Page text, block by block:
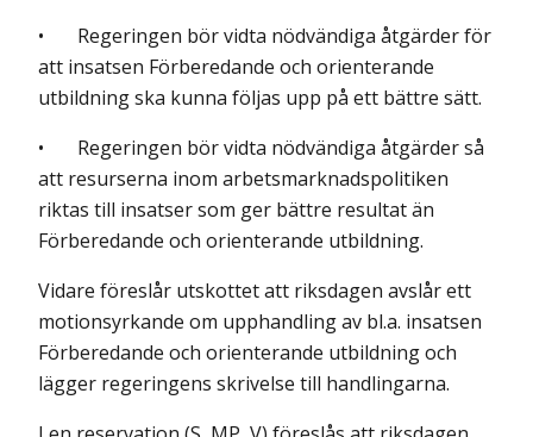
• Regeringen bör vidta nödvändiga åtgärder för
att insatsen Förberedande och orienterande
utbildning ska kunna följas upp på ett bättre sätt.
• Regeringen bör vidta nödvändiga åtgärder så
att resurserna inom arbetsmarknadspolitiken
riktas till insatser som ger bättre resultat än
Förberedande och orienterande utbildning.
Vidare föreslår utskottet att riksdagen avslår ett
motionsyrkande om upp­handling av bl.a. insatsen
Förberedande och orienterande utbildning och
lägger regeringens skrivelse till handlingarna.